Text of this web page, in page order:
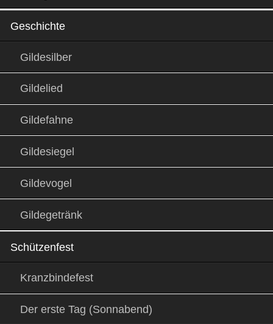
Geschichte
Gildesilber
Gildelied
Gildefahne
Gildesiegel
Gildevogel
Gildegetränk
Schützenfest
Kranzbindefest
Der erste Tag (Sonnabend)